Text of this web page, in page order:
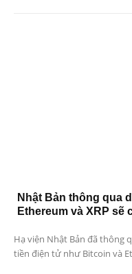
Nhật Bản thông qua
Ethereum và XRP sẽ
Hạ viện Nhật Bản đã thông
tiền điện tử như Bitcoin và